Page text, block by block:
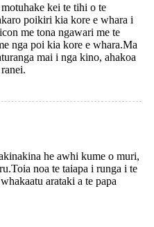
kei te tihi o te
poikiri kia kore e whara i
me tona ngawari me te
nga poi kia kore e whara.Ma
mai i nga kino, ahakoa
he awhi kume o muri,
noa te taiapa i runga i te
arataki a te papa